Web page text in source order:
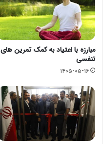
مبارزه با اعتیاد به کمک تمرین های
تنفسی
۱۴۰۵-۰۵-۱۶